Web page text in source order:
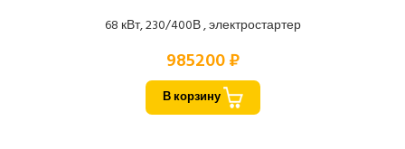
68 кВт, 230/400В , электростартер
985200 ₽
В корзину